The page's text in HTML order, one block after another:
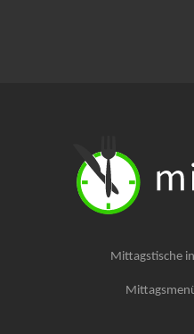
Mittagstische in